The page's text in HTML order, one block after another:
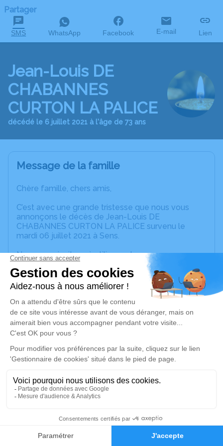
Faire-part Hommages
Partager
SMS WhatsApp Facebook E-mail Lien
Jean-Louis DE
CHABANNES
CURTON LA PALICE
décédé le 6 juillet 2021 à l'âge de 73 ans
Message de la famille
Chère famille, chers amis,
C’est avec une grande tristesse que nous vous
annonçons le décès de Jean-Louis DE
CHABANNES CURTON LA PALICE survenu le
mardi 06 juillet 2021 à Sens.
Nous vous invitons à utiliser cet espace pour
laisser vos condoléances, partager des photos
souvenirs, une anecdote ou exprimer vos pensées
à travers des poèmes ou des textes. Cet endroit
est un lieu d'expression dédié à honorer la
mémoire de Jean-Louis DE CHABANNES CURTON
LA PALICE.
Un service de plantation d’arbre hommage est
disponible ici
Cérémonie religieuse
Cathédrale Saint Etienne de Sens
Rue de la République